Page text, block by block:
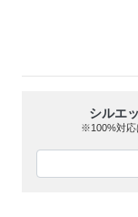
シルエ
※100%対応